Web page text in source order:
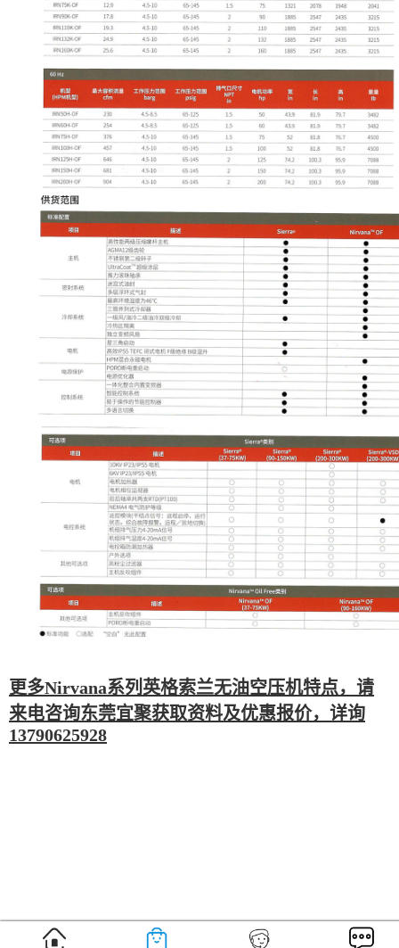
更多Nirvana系列英格索兰无油空压机特点，请
来电咨询东莞宜聚获取资料及优惠报价，详询
13790625928